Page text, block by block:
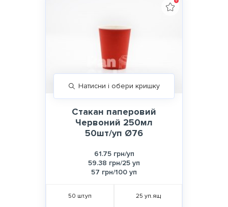
Натисни і обери кришку
Стакан паперовий
Червоний 250мл
50шт/уп Ø76
61.75 грн/уп
59.38 грн/25 уп
57 грн/100 уп
50 шт.уп 25 уп.ящ